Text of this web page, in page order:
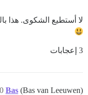
لا أستطيع الشكوى. هذا
3 إعجابات
Bas (Bas van Leeuwen)